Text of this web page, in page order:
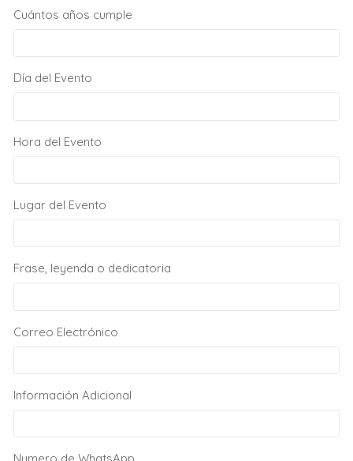
Cuántos años cumple
Día del Evento
Hora del Evento
Lugar del Evento
Frase, leyenda o dedicatoria
Correo Electrónico
Información Adicional